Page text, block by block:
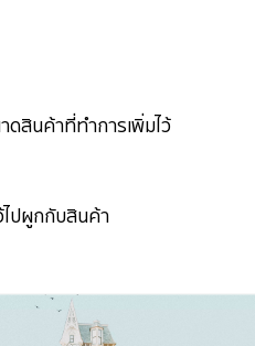
สินค้าที่ทำการเพิ่มไว้
ไปผูกกับสินค้า